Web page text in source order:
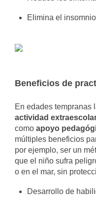
Elimina el
Beneficios de
En edades tempranas
actividad
como apoyo
múltiples beneficios
por ejemplo, ser un
que el niño sufra
o en el mar, sin
Desarrollo de